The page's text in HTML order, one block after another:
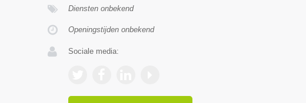
Diensten onbekend
Openingstijden onbekend
Sociale media: